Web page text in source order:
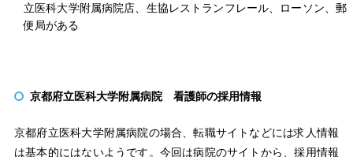
立医科大学附属病院店、生協レストランフレール、ローソン、郵
便局がある
京都府立医科大学附属病院 看護師の採用情報
京都府立医科大学附属病院の場合、転職サイトなどには求人情報
は基本的にはないようです。今回は病院のサイトから、採用情報